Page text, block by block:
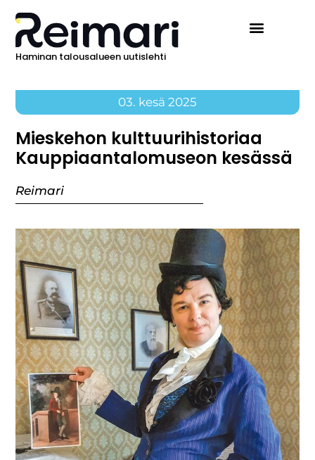
Haminan talousalueen uutislehti
03. kesä 2025
Mieskehon kulttuurihistoriaa
Kauppiaantalomuseon kesässä
Reimari